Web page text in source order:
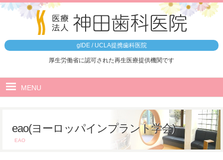
gIDE / UCLA提携歯科医院
厚生労働省に認可された再生医療提供機関です
MENU
医院のご案内
5つの特徴
eao(ヨーロッパインプラント学会)
EAO